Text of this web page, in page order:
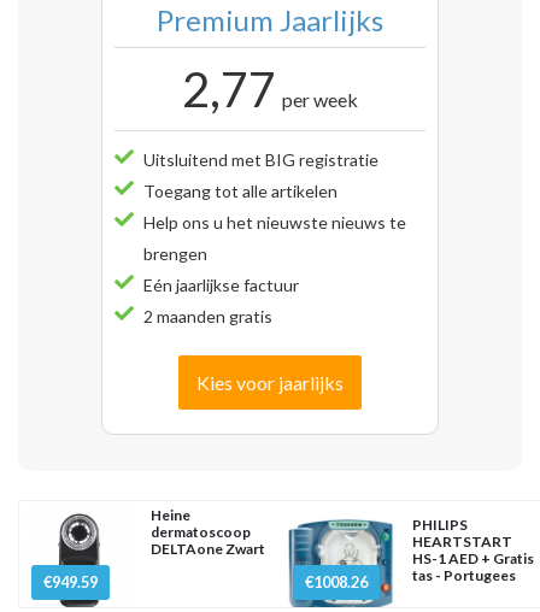
Premium Jaarlijks
2,77 per week
Uitsluitend met BIG registratie
Toegang tot alle artikelen
Help ons u het nieuwste nieuws te
brengen
Eén jaarlijkse factuur
2 maanden gratis
Kies voor jaarlijks
€949.59
Heine
dermatoscoop
DELTAone Zwart
€1008.26
PHILIPS
HEARTSTART
HS-1 AED + Gratis
tas - Portugees